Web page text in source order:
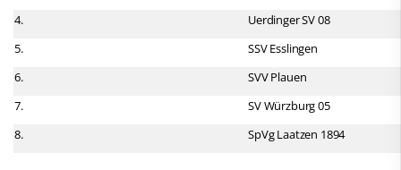
4.
Uerdinger SV 08
5.
SSV Esslingen
6.
SVV Plauen
7.
SV Würzburg 05
8.
SpVg Laatzen 1894